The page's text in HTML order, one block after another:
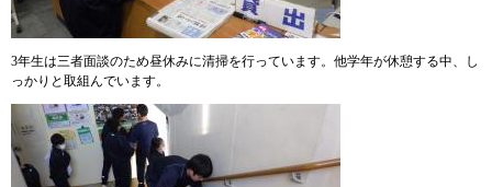
3年生は三者面談のため昼休みに清掃を行っています。他学年が休憩する中、し
っかりと取組んでいます。